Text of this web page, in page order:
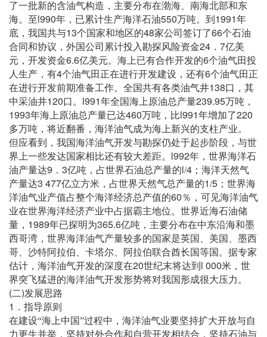
了一批新的含油气构造，主要分布在渤海、南海北部和东
海。至l990年，已累计生产海洋石油550万吨。到 1991年
底，我国共与13个国家和地区的48家公司签订了66个石油
合同和协议，外国公司累计投入勘探风险资金24 ． 7亿美
元，开发资金6.6亿美元。海上已有合作开发的6个油气田投
人生产，有4个油气田正在进行开发建设，还有6个油气田正
在进行开发前期准备工作。全国共有各类油气井138口，其
中采油井120口。 l991年全国海上原油总产量239.95万吨，
1993年海上原油总产量已达460万吨，比l991年增加了220
多万吨，将近翻番，海洋油气成为海上新兴的支柱产业。
但应看到，我国海洋油气开发与勘探仍处于起步阶段，与世
界上一些发达国家相比还有较大差距。 l992年，世界海洋石
油产量达9 ． 3亿吨，占世界石油总产量的l/4 ；海洋天然气
产量达3 477亿立方米，占世界天然气总产量的1/5 ；世界海
洋油气业产值占整个海洋经济总产值的60 ％，可见海洋油气
业在世界海洋经济产业中占据霸主地位。世界近海石油储
量， 1989年已探明为365.6亿吨，主要分布在中东沿海和墨
西哥湾，世界海洋油气产量较多的国家是英国、美国、墨西
哥、沙特阿拉伯、卡塔尔、阿拉伯联合酋长国等国。据专家
估计，海洋油气开发的深度在20世纪末将达到 l 000米 ，世
界突飞猛进的海洋油气开发形势将对我国形成很大压力。
(二)发展思路
1 ．指导原则
在建设“海上中国”过程中，海洋油气业要坚持扩大开放与自
力更生并举，坚持对外合作和自营开发相结合，坚持石油与